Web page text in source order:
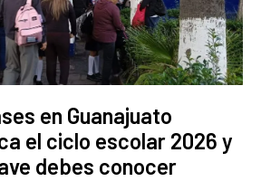
en Guanajuato
el ciclo escolar 2026 y
debes conocer